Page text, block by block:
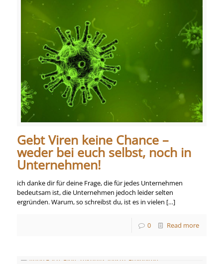
Gebt Viren keine Chance –
weder bei euch selbst, noch in
Unternehmen!
ich danke dir für deine Frage, die für jedes Unternehmen
bedeutsam ist, die Unternehmen jedoch leider selten
ergründen. Warum, so schreibst du, ist es in vielen […]
0 Read more